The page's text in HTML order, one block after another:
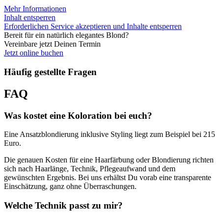
Mehr Informationen
Inhalt entsperren
Erforderlichen Service akzeptieren und Inhalte entsperren
Bereit für ein natürlich elegantes Blond?
Vereinbare jetzt Deinen Termin
Jetzt online buchen
Häufig gestellte Fragen
FAQ
Was kostet eine Koloration bei euch?
Eine Ansatzblondierung inklusive Styling liegt zum Beispiel bei 215
Euro.
Die genauen Kosten für eine Haarfärbung oder Blondierung richten
sich nach Haarlänge, Technik, Pflegeaufwand und dem
gewünschten Ergebnis. Bei uns erhältst Du vorab eine transparente
Einschätzung, ganz ohne Überraschungen.
Welche Technik passt zu mir?